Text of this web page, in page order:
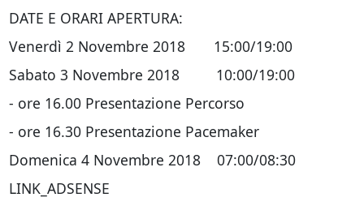
DATE E ORARI APERTURA:
Venerdì 2 Novembre 2018 15:00/19:00
Sabato 3 Novembre 2018 10:00/19:00
- ore 16.00 Presentazione Percorso
- ore 16.30 Presentazione Pacemaker
Domenica 4 Novembre 2018 07:00/08:30
LINK_ADSENSE